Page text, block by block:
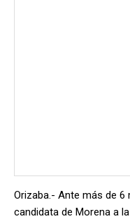
Orizaba.- Ante más de
candidata de Morena a